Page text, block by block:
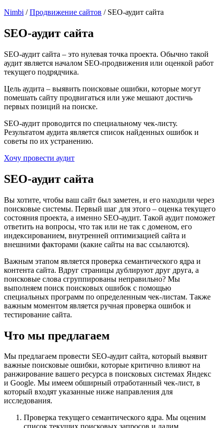
Nimbi /Продвижение сайтов / SEO-аудит сайта
SEO-аудит сайта
SEO-аудит сайта – это нулевая точка проекта. Обычно такой
аудит является началом SEO-продвижения или оценкой работ
текущего подрядчика.
Цель аудита – выявить поисковые ошибки, которые могут
помешать сайту продвигаться или уже мешают достичь
первых позиций на поиске.
SEO-аудит проводится по специальному чек-листу.
Результатом аудита является список найденных ошибок и
советы по их устранению.
Хочу провести аудит
SEO-аудит сайта
Вы хотите, чтобы ваш сайт был заметен, и его находили через
поисковые системы. Первый шаг для этого – оценка текущего
состояния проекта, а именно SEO-аудит. Такой аудит поможет
ответить на вопросы, что так или не так с доменом, его
индексированием, внутренней оптимизацией сайта и
внешними факторами (какие сайты на вас ссылаются).
Важным этапом является проверка семантического ядра и
контента сайта. Вдруг страницы дублируют друг друга, а
поисковые слова сгруппированы неправильно? Мы
выполняем поиск поисковых ошибок с помощью
специальных программ по определенным чек-листам. Также
важным моментом является ручная проверка ошибок и
тестирование сайта.
Что мы предлагаем
Мы предлагаем провести SEO-аудит сайта, который выявит
важные поисковые ошибки, которые критично влияют на
ранжирование вашего ресурса в поисковых системах Яндекс
и Google. Мы имеем обширный отработанный чек-лист, в
который входят указанные ниже направления для
исследования.
Проверка текущего семантического ядра. Мы оценим